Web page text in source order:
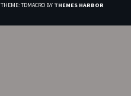
THEME: TDMACRO BY THEMES HARBOR